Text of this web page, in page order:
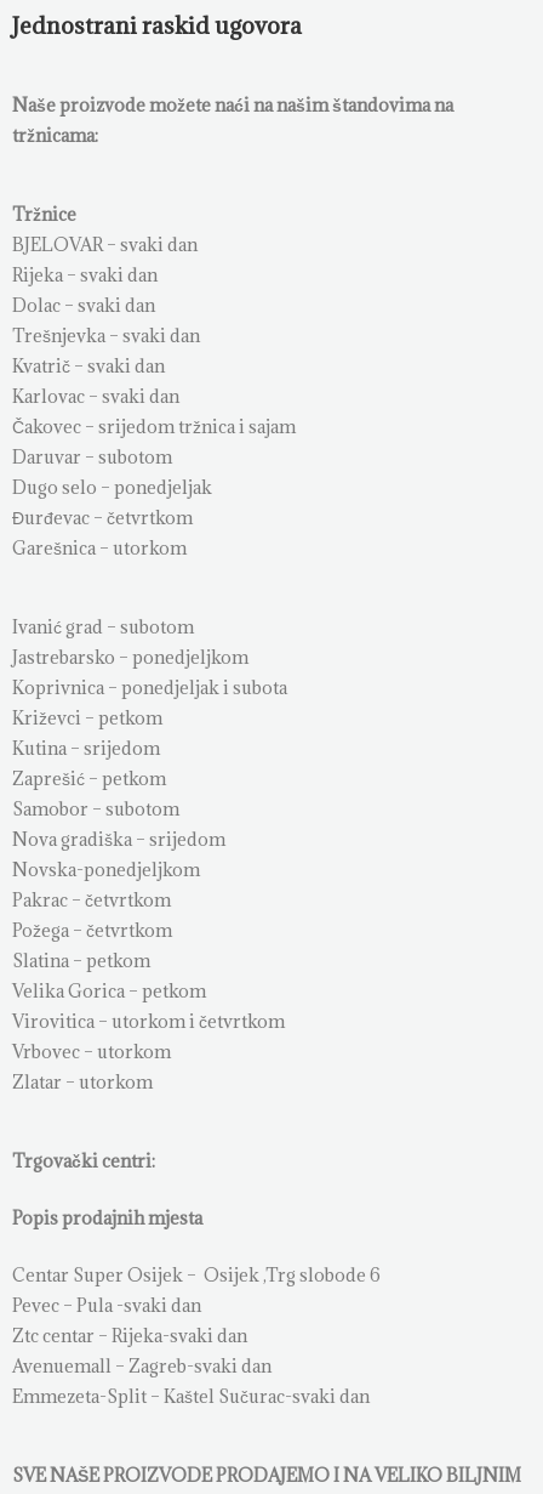
Jednostrani raskid ugovora
Naše proizvode možete naći na našim štandovima na
tržnicama:
Tržnice
BJELOVAR – svaki dan
Rijeka – svaki dan
Dolac – svaki dan
Trešnjevka – svaki dan
Kvatrič – svaki dan
Karlovac – svaki dan
Čakovec – srijedom tržnica i sajam
Daruvar – subotom
Dugo selo – ponedjeljak
Đurđevac – četvrtkom
Garešnica – utorkom
Ivanić grad – subotom
Jastrebarsko – ponedjeljkom
Koprivnica – ponedjeljak i subota
Križevci – petkom
Kutina – srijedom
Zaprešić – petkom
Samobor – subotom
Nova gradiška – srijedom
Novska-ponedjeljkom
Pakrac – četvrtkom
Požega – četvrtkom
Slatina – petkom
Velika Gorica – petkom
Virovitica – utorkom i četvrtkom
Vrbovec – utorkom
Zlatar – utorkom
Trgovački centri:
Popis prodajnih mjesta
Centar Super Osijek – Osijek ,Trg slobode 6
Pevec – Pula -svaki dan
Ztc centar – Rijeka-svaki dan
Avenuemall – Zagreb-svaki dan
Emmezeta-Split – Kaštel Sučurac-svaki dan
SVE NAŠE PROIZVODE PRODAJEMO I NA VELIKO BILJNIM